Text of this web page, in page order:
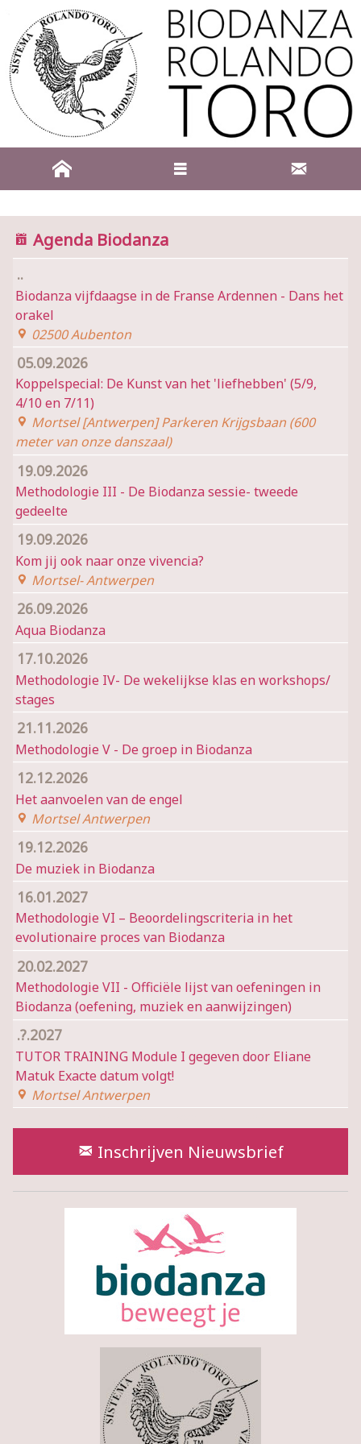
Agenda Biodanza
..
Biodanza vijfdaagse in de Franse Ardennen - Dans het
orakel
02500 Aubenton
05.09.2026
Koppelspecial: De Kunst van het 'liefhebben' (5/9,
4/10 en 7/11)
Mortsel [Antwerpen] Parkeren Krijgsbaan (600
meter van onze danszaal)
19.09.2026
Methodologie III - De Biodanza sessie- tweede
gedeelte
19.09.2026
Kom jij ook naar onze vivencia?
Mortsel- Antwerpen
26.09.2026
Aqua Biodanza
17.10.2026
Methodologie IV- De wekelijkse klas en workshops/
stages
21.11.2026
Methodologie V - De groep in Biodanza
12.12.2026
Het aanvoelen van de engel
Mortsel Antwerpen
19.12.2026
De muziek in Biodanza
16.01.2027
Methodologie VI – Beoordelingscriteria in het
evolutionaire proces van Biodanza
20.02.2027
Methodologie VII - Officiële lijst van oefeningen in
Biodanza (oefening, muziek en aanwijzingen)
.?.2027
TUTOR TRAINING Module I gegeven door Eliane
Matuk Exacte datum volgt!
Mortsel Antwerpen
Inschrijven Nieuwsbrief